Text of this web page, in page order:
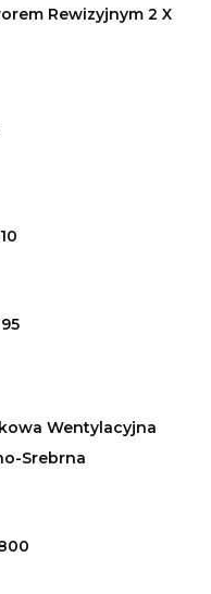
Rewizyjnym 2 X
Wentylacyjna
Srebrna